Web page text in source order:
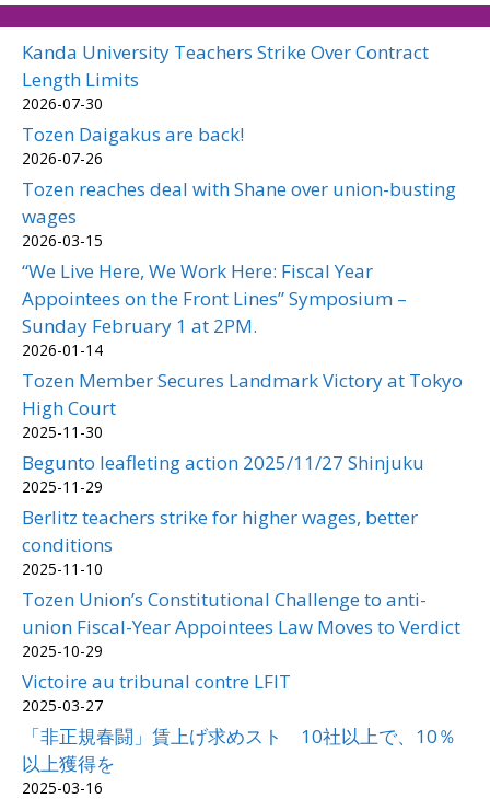
Kanda University Teachers Strike Over Contract
Length Limits
2026-07-30
Tozen Daigakus are back!
2026-07-26
Tozen reaches deal with Shane over union-busting
wages
2026-03-15
“We Live Here, We Work Here: Fiscal Year
Appointees on the Front Lines” Symposium –
Sunday February 1 at 2PM.
2026-01-14
Tozen Member Secures Landmark Victory at Tokyo
High Court
2025-11-30
Begunto leafleting action 2025/11/27 Shinjuku
2025-11-29
Berlitz teachers strike for higher wages, better
conditions
2025-11-10
Tozen Union’s Constitutional Challenge to anti-
union Fiscal-Year Appointees Law Moves to Verdict
2025-10-29
Victoire au tribunal contre LFIT
2025-03-27
「非正規春闘」賃上げ求めスト 10社以上で、10％
以上獲得を
2025-03-16